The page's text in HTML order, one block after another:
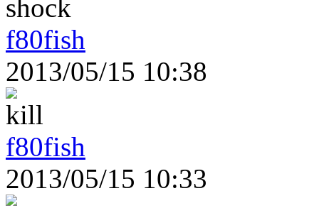
f80fish
2013/05/15 10:38
f80fish
2013/05/15 10:33